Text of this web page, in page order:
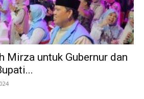
Mirza untuk Gubernur dan